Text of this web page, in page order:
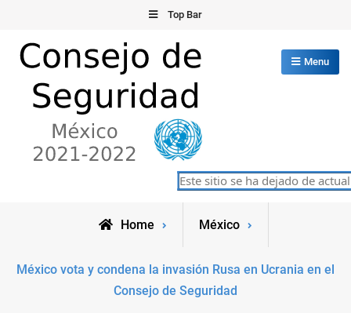
content
Top Bar
Consejo de Seguridad de las
Naciones Unidas
Menu
Este sitio se ha dejado de
Home México
México vota y condena la invasión Rusa en Ucrania en el
Consejo de Seguridad